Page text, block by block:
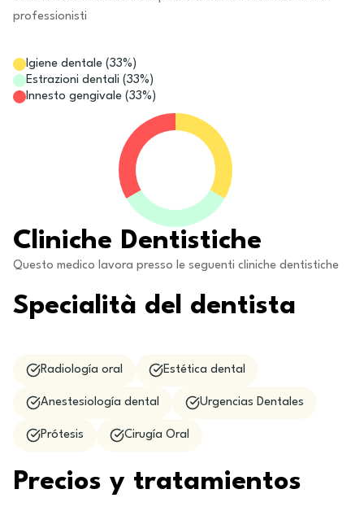
professionisti
Igiene dentale (33%)
Estrazioni dentali (33%)
Innesto gengivale (33%)
Cliniche Dentistiche
Questo medico lavora presso le seguenti cliniche dentistiche
Specialità del dentista
Radiología oral Estética dental
Anestesiología dental Urgencias Dentales
Prótesis Cirugía Oral
Precios y tratamientos